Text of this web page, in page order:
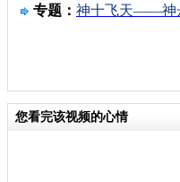
专题： 神十飞天——神
您看完该视频的心情